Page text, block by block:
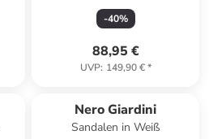
-40%
88,95 €
UVP: 149,90 €*
Nero Giardini
Sandalen in Weiß